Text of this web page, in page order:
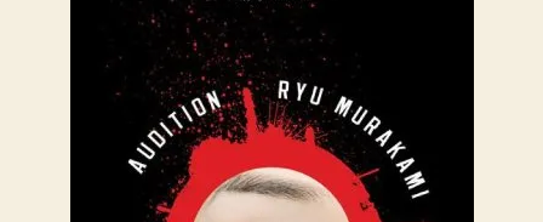
d
R
y